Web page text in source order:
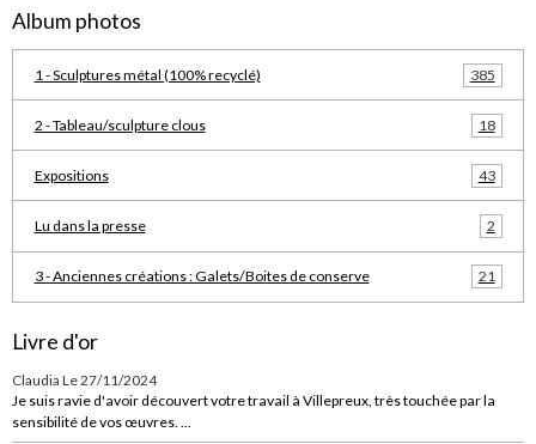
Album photos
1 - Sculptures métal (100% recyclé) 385
2 - Tableau/sculpture clous 18
Expositions 43
Lu dans la presse 2
3 - Anciennes créations : Galets/Boites de conserve 21
Livre d'or
Claudia Le 27/11/2024
Je suis ravie d'avoir découvert votre travail à Villepreux, très touchée par la
sensibilité de vos œuvres. ...